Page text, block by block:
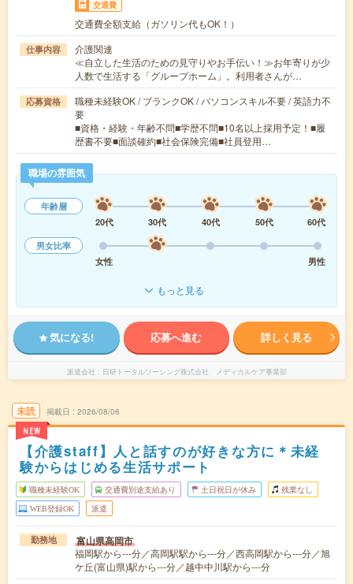
交通費
交通費全額支給（ガソリン代もOK！）
仕事内容
介護関連
≪自立した生活のための見守りやお手伝い！≫お年寄りが少
人数で生活する「グループホーム」。利用者さんが…
応募資格
職種未経験OK / ブランクOK / パソコンスキル不要 / 英語力不
要
■資格・経験・年齢不問■学歴不問■10名以上採用予定！■履
歴書不要■面談確約■社会保険完備■社員登用…
職場の雰囲気
年齢層
20代
30代 40代 50代
60代
男女比率
女性
男性
もっと見る
気になる! 応募へ進む 詳しく見る
派遣会社 日研トータルソーシング株式会社 メディカルケア事業部
未読
NEW
掲載日 2026/08/06
【介護staff】人と話すのが好きな方に＊未経
験からはじめる生活サポート
職種未経験OK 交通費別途支給あり 土日祝日が休み 残業なし
WEB登録OK 派遣
勤務地 富山県高岡市
福岡駅から---分／高岡駅駅から---分／西高岡駅から---分／旭
ケ丘(富山県)駅から---分／越中中川駅から---分